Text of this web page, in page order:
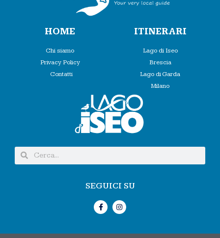
HOME
Chi siamo
Privacy Policy
Contatti
ITINERARI
Lago di Iseo
Brescia
Lago di Garda
Milano
SEGUICI SU